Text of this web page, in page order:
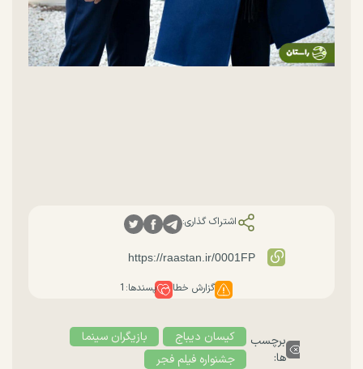
اشتراک گذاری:
گزارش خطا پسندها: 1
برچسب
ها:
کیسان دیباج
بازیگران سینما
جشنواره فیلم فجر